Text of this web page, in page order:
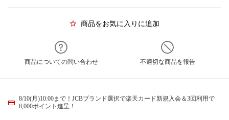
商品をお気に入りに追加
商品についての問い合わせ 不適切な商品を報告
8/10(月)10:00まで！JCBブランド選択で楽天カード新規入会＆3回利用で
8,000ポイント進呈！